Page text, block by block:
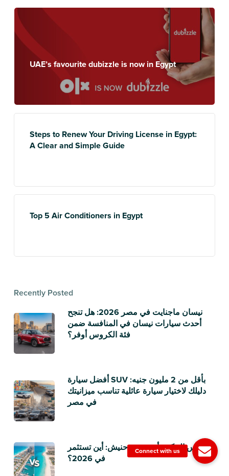
UAE’s favourite dubizzle is now in Egypt
Steps to Renew Your Driving License in Egypt:
A Clear and Simple Guide
Top 5 Air Conditioners in Egypt
Recently Posted
نيسان ماجنايت في مصر 2026: هل تنجح
أحدث سيارات نيسان في المنافسة ضمن
فئة الكروس أوفر؟
أفضل سيارة SUV بأقل من 2 مليون جنيه:
دليلك لاختيار سيارة عائلية تناسب ميزانيتك
في مصر
رأس الحكمة أم سيدي حنيش: أين تستثمر
في 2026؟